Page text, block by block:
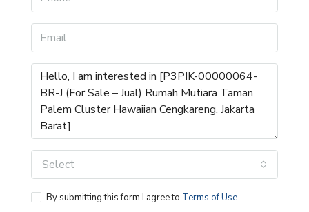
Select
By submitting this form I agree to Terms of Use